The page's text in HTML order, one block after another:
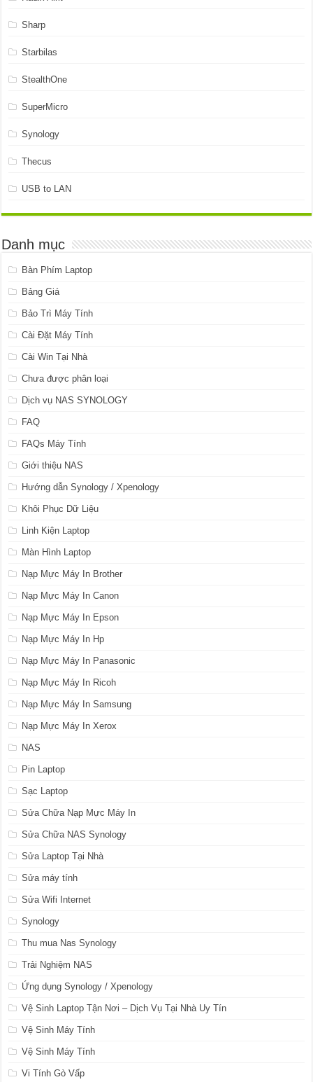
Sharp
Starbilas
StealthOne
SuperMicro
Synology
Thecus
USB to LAN
Danh mục
Bàn Phím Laptop
Bảng Giá
Bảo Trì Máy Tính
Cài Đặt Máy Tính
Cài Win Tại Nhà
Chưa được phân loại
Dịch vụ NAS SYNOLOGY
FAQ
FAQs Máy Tính
Giới thiệu NAS
Hướng dẫn Synology / Xpenology
Khôi Phục Dữ Liệu
Linh Kiện Laptop
Màn Hình Laptop
Nạp Mực Máy In Brother
Nạp Mực Máy In Canon
Nạp Mực Máy In Epson
Nạp Mực Máy In Hp
Nạp Mực Máy In Panasonic
Nạp Mực Máy In Ricoh
Nạp Mực Máy In Samsung
Nạp Mực Máy In Xerox
NAS
Pin Laptop
Sạc Laptop
Sửa Chữa Nạp Mực Máy In
Sửa Chữa NAS Synology
Sửa Laptop Tại Nhà
Sửa máy tính
Sửa Wifi Internet
Synology
Thu mua Nas Synology
Trải Nghiệm NAS
Ứng dụng Synology / Xpenology
Vệ Sinh Laptop Tận Nơi – Dịch Vụ Tại Nhà Uy Tín
Vệ Sinh Máy Tính
Vệ Sinh Máy Tính
Vi Tính Gò Vấp